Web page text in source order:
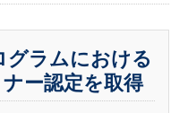
グラムにおける
ー認定を取得